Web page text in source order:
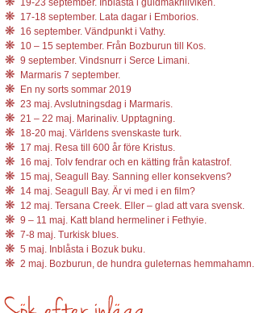
19-23 september. Inblåsta i guldmakrillviken.
17-18 september. Lata dagar i Emborios.
16 september. Vändpunkt i Vathy.
10 – 15 september. Från Bozburun till Kos.
9 september. Vindsnurr i Serce Limani.
Marmaris 7 september.
En ny sorts sommar 2019
23 maj. Avslutningsdag i Marmaris.
21 – 22 maj. Marinaliv. Upptagning.
18-20 maj. Världens svenskaste turk.
17 maj. Resa till 600 år före Kristus.
16 maj. Tolv fendrar och en kätting från katastrof.
15 maj, Seagull Bay. Sanning eller konsekvens?
14 maj. Seagull Bay. Är vi med i en film?
12 maj. Tersana Creek. Eller – glad att vara svensk.
9 – 11 maj. Katt bland hermeliner i Fethyie.
7-8 maj. Turkisk blues.
5 maj. Inblåsta i Bozuk buku.
2 maj. Bozburun, de hundra guleternas hemmahamn.